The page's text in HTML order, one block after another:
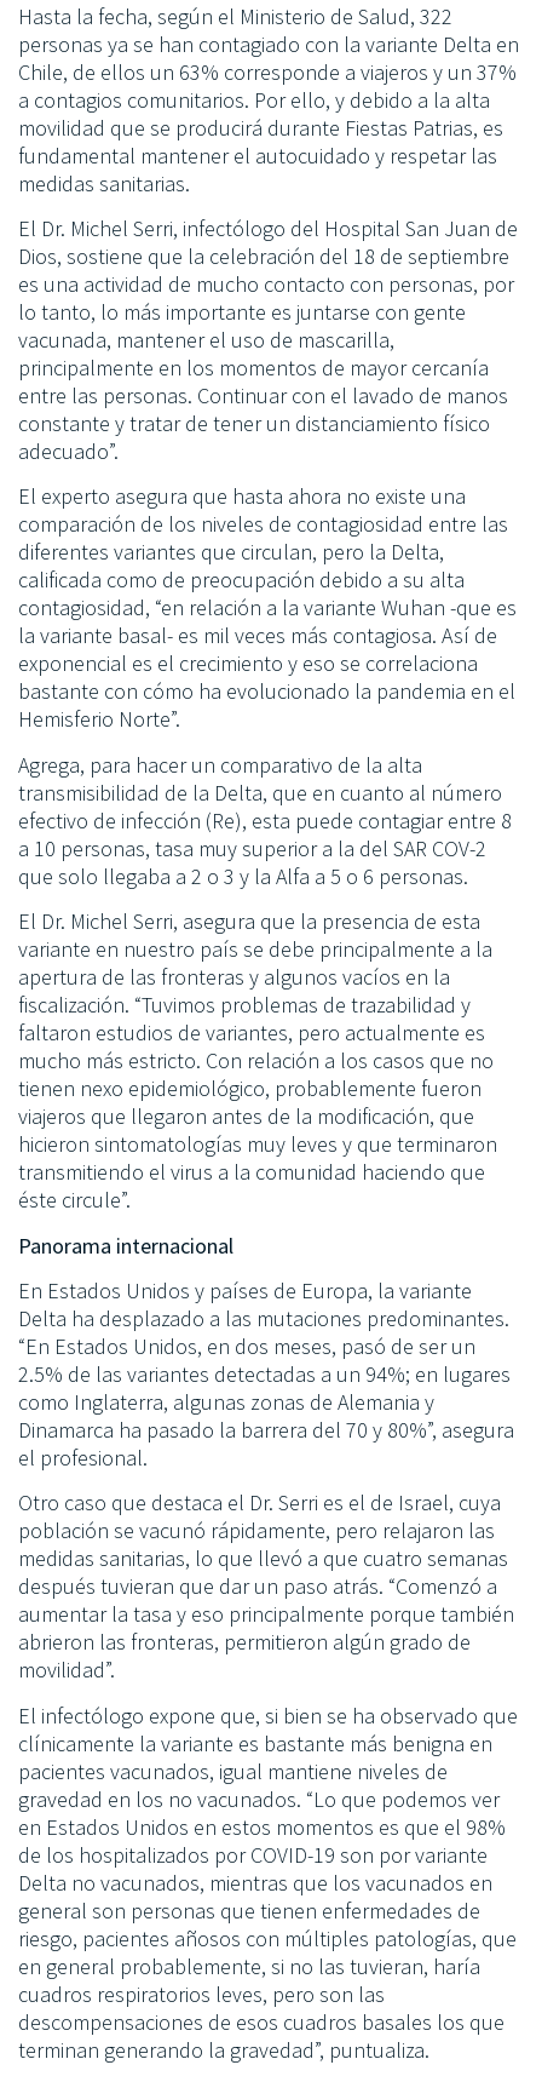
Hasta la fecha, según el Ministerio de Salud, 322
personas ya se han contagiado con la variante Delta en
Chile, de ellos un 63% corresponde a viajeros y un 37%
a contagios comunitarios. Por ello, y debido a la alta
movilidad que se producirá durante Fiestas Patrias, es
fundamental mantener el autocuidado y respetar las
medidas sanitarias.
El Dr. Michel Serri, infectólogo del Hospital San Juan de
Dios, sostiene que la celebración del 18 de septiembre
es una actividad de mucho contacto con personas, por
lo tanto, lo más importante es juntarse con gente
vacunada, mantener el uso de mascarilla,
principalmente en los momentos de mayor cercanía
entre las personas. Continuar con el lavado de manos
constante y tratar de tener un distanciamiento físico
adecuado”.
El experto asegura que hasta ahora no existe una
comparación de los niveles de contagiosidad entre las
diferentes variantes que circulan, pero la Delta,
calificada como de preocupación debido a su alta
contagiosidad, “en relación a la variante Wuhan -que es
la variante basal- es mil veces más contagiosa. Así de
exponencial es el crecimiento y eso se correlaciona
bastante con cómo ha evolucionado la pandemia en el
Hemisferio Norte”.
Agrega, para hacer un comparativo de la alta
transmisibilidad de la Delta, que en cuanto al número
efectivo de infección (Re), esta puede contagiar entre 8
a 10 personas, tasa muy superior a la del SAR COV-2
que solo llegaba a 2 o 3 y la Alfa a 5 o 6 personas.
El Dr. Michel Serri, asegura que la presencia de esta
variante en nuestro país se debe principalmente a la
apertura de las fronteras y algunos vacíos en la
fiscalización. “Tuvimos problemas de trazabilidad y
faltaron estudios de variantes, pero actualmente es
mucho más estricto. Con relación a los casos que no
tienen nexo epidemiológico, probablemente fueron
viajeros que llegaron antes de la modificación, que
hicieron sintomatologías muy leves y que terminaron
transmitiendo el virus a la comunidad haciendo que
éste circule”.
Panorama internacional
En Estados Unidos y países de Europa, la variante
Delta ha desplazado a las mutaciones predominantes.
“En Estados Unidos, en dos meses, pasó de ser un
2.5% de las variantes detectadas a un 94%; en lugares
como Inglaterra, algunas zonas de Alemania y
Dinamarca ha pasado la barrera del 70 y 80%”, asegura
el profesional.
Otro caso que destaca el Dr. Serri es el de Israel, cuya
población se vacunó rápidamente, pero relajaron las
medidas sanitarias, lo que llevó a que cuatro semanas
después tuvieran que dar un paso atrás. “Comenzó a
aumentar la tasa y eso principalmente porque también
abrieron las fronteras, permitieron algún grado de
movilidad”.
El infectólogo expone que, si bien se ha observado que
clínicamente la variante es bastante más benigna en
pacientes vacunados, igual mantiene niveles de
gravedad en los no vacunados. “Lo que podemos ver
en Estados Unidos en estos momentos es que el 98%
de los hospitalizados por COVID-19 son por variante
Delta no vacunados, mientras que los vacunados en
general son personas que tienen enfermedades de
riesgo, pacientes añosos con múltiples patologías, que
en general probablemente, si no las tuvieran, haría
cuadros respiratorios leves, pero son las
descompensaciones de esos cuadros basales los que
terminan generando la gravedad”, puntualiza.